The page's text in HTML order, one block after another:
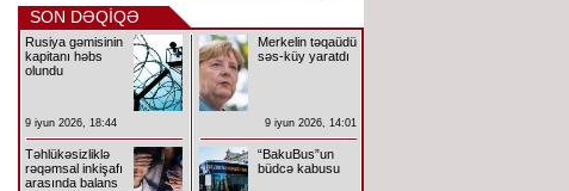
SON DƏQİQƏ
Rusiya gəmisinin
kapitanı həbs
olundu
9 iyun 2026, 18:44
Təhlükəsizliklə
rəqəmsal inkişafı
arasında balans
Merkelin təqaüdü
səs-küy yaratdı
9 iyun 2026, 14:01
“BakuBus”un
büdcə kabusu